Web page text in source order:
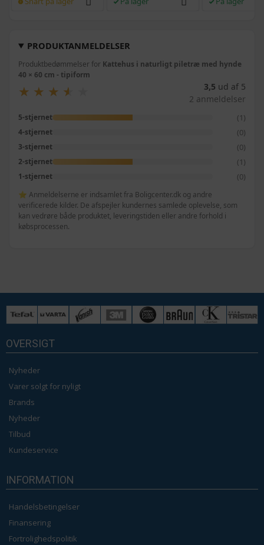
PRODUKTANMELDELSER
Produktbedømmelser for Kattehus i naturligt piletræ med hynde
40 × 60 cm - tipiform
★
★ ★
★ ★
★ ★
★ 3,5 ud af 5
2 anmeldelser
5-stjernet (1)
4-stjernet (0)
3-stjernet (0)
2-stjernet (1)
1-stjernet (0)
⭐ Anmeldelserne er indsamlet fra Boligcenter.dk og andre
verificerede kilder. De afspejler kundernes samlede oplevelse, som
kan vedrøre både produktet, leveringstiden eller andre forhold i
købsprocessen.
OVERSIGT
Nyheder
Varer solgt for nyligt
Brands
Nyheder
Tilbud
Kundeservice
INFORMATION
Handelsbetingelser
Finansering
Fortrolighedspolitik